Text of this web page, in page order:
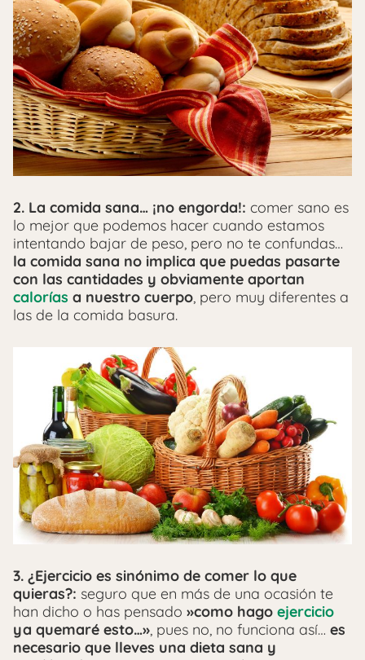
2. La comida sana… ¡no engorda!: comer sano es
lo mejor que podemos hacer cuando estamos
intentando bajar de peso, pero no te confundas…
la comida sana no implica que puedas pasarte
con las cantidades y obviamente aportan
calorías a nuestro cuerpo , pero muy diferentes a
las de la comida basura.
3. ¿Ejercicio es sinónimo de comer lo que
quieras?: seguro que en más de una ocasión te
han dicho o has pensado »como hago ejercicio
ya quemaré esto…», pues no, no funciona así… es
necesario que lleves una dieta sana y